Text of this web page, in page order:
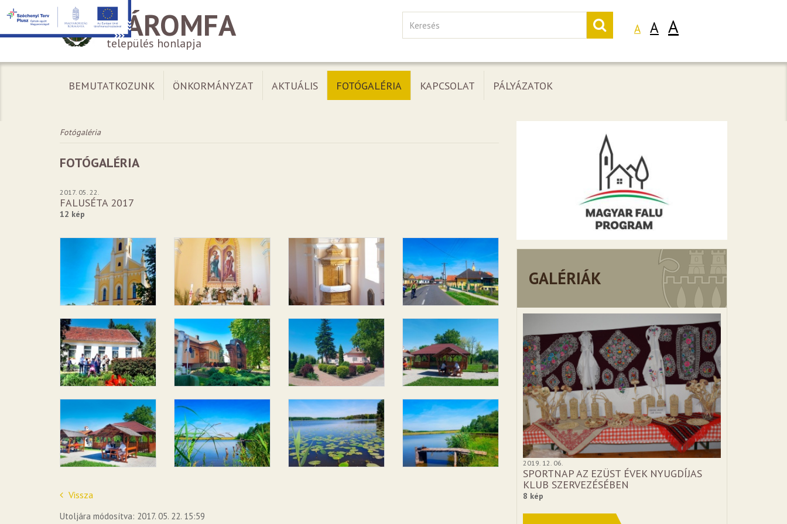
HÁROMFA
település honlapja
A A A
BEMUTATKOZUNK ÖNKORMÁNYZAT AKTUÁLIS FOTÓGALÉRIA KAPCSOLAT PÁLYÁZATOK
Fotógaléria
FOTÓGALÉRIA
2017. 05. 22.
FALUSÉTA 2017
12 kép
Vissza
Utoljára módosítva: 2017. 05. 22. 15:59
GALÉRIÁK
2019. 12. 06.
SPORTNAP AZ EZÜST ÉVEK NYUGDÍJAS
KLUB SZERVEZÉSÉBEN
8 kép